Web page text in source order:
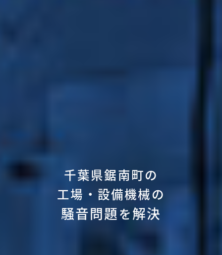
千葉県鋸南町の
工場・設備機械の
騒音問題を解決